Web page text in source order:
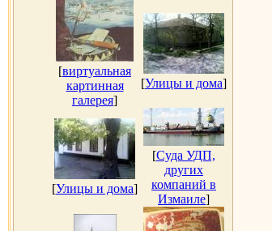
[виртуальная
картинная
галерея]
[Улицы и дома]
[Улицы и дома]
[Суда УДП,
других
компаний в
Измаиле]